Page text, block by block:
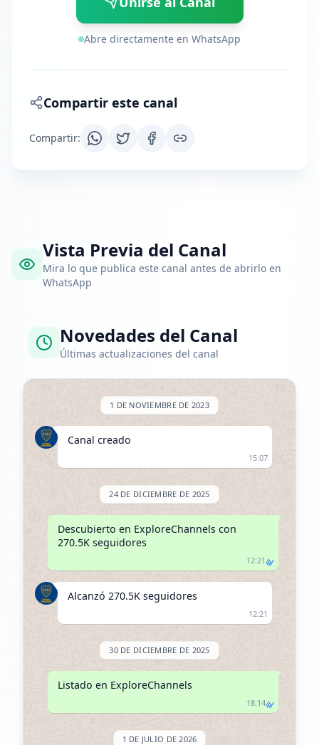
Abre directamente en WhatsApp
Compartir este canal
Compartir:
Vista Previa del Canal
Mira lo que publica este canal antes de abrirlo en
WhatsApp
Novedades del Canal
Últimas actualizaciones del canal
1 DE NOVIEMBRE DE 2023
Canal creado
15:07
24 DE DICIEMBRE DE 2025
Descubierto en ExploreChannels con
270.5K seguidores
12:21
Alcanzó 270.5K seguidores
12:21
30 DE DICIEMBRE DE 2025
Listado en ExploreChannels
18:14
1 DE JULIO DE 2026